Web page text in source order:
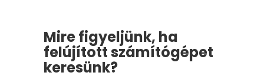
Mire figyeljünk, ha
felújított számítógépet
keresünk?